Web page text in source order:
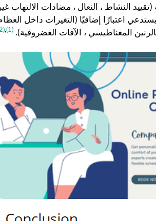
النشاط ، النعال ، مضادات الالتهاب
اعتبارًا إضافيًا (التغيرات داخل
المغناطيسي ، الآفات الغضروفية). (1)
,
(2)